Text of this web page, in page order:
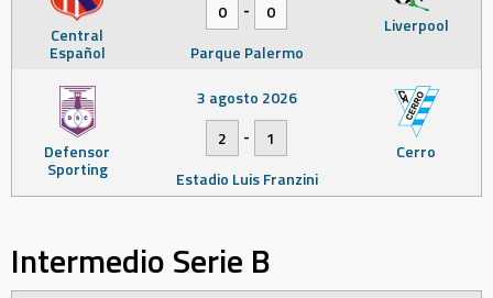
Central
Español
Liverpool
0
-
0
Parque Palermo
Defensor
Sporting
Cerro
3 agosto 2026
2
-
1
Estadio Luis Franzini
Intermedio Serie B